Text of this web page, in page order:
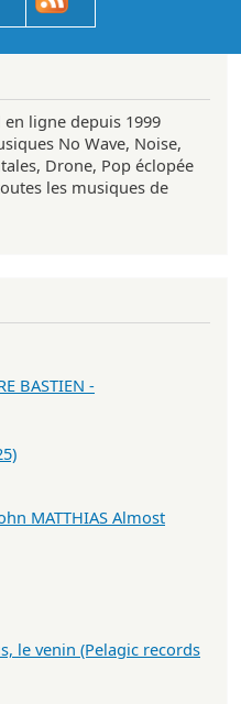
ligne depuis 1999
No Wave, Noise,
Drone, Pop éclopée
les musiques de
BASTIEN -
MATTHIAS Almost
le venin (Pelagic records